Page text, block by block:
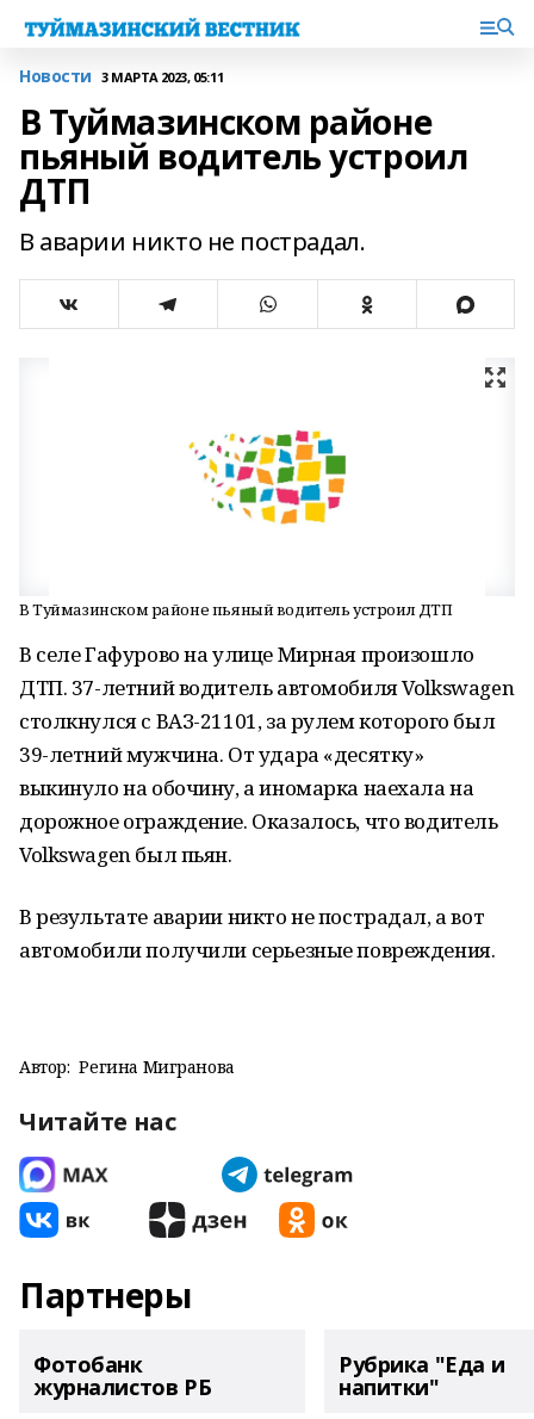
Новости 3 МАРТА 2023, 05:11
В Туймазинском районе
пьяный водитель устроил
ДТП
В аварии никто не пострадал.
В Туймазинском районе пьяный водитель устроил ДТП
В селе Гафурово на улице Мирная произошло
ДТП. 37-летний водитель автомобиля Volkswagen
столкнулся с ВАЗ-21101, за рулем которого был
39-летний мужчина. От удара «десятку»
выкинуло на обочину, а иномарка наехала на
дорожное ограждение. Оказалось, что водитель
Volkswagen был пьян.
В результате аварии никто не пострадал, а вот
автомобили получили серьезные повреждения.
Автор: Регина Мигранова
Читайте нас
Партнеры
Фотобанк
журналистов РБ
Рубрика "Еда и
напитки"